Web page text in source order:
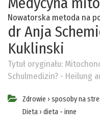
Nowatorska metoda na
dr Anja
Kuklinski
Tytuł oryginału:
Schulmedizin? - Heilung
Zdrowie › sposoby na
Dieta › dieta - inne